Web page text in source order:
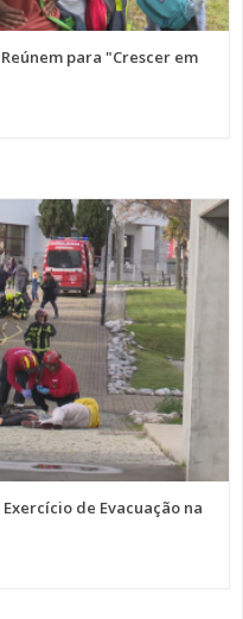
para "Crescer em
de Evacuação na